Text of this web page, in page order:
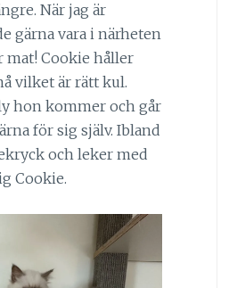
När jag är
gärna vara i närheten
mat! Cookie håller
vilket är rätt kul.
hon kommer och går
för sig själv. Ibland
och leker med
Cookie.